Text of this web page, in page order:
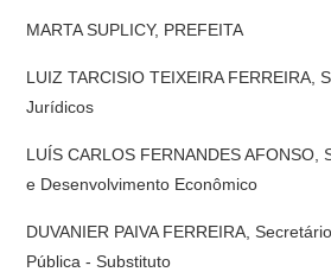
MARTA SUPLICY, PREFEITA
LUIZ TARCISIO TEIXEIRA FERREIRA,
Jurídicos
LUÍS CARLOS FERNANDES AFONSO,
e Desenvolvimento Econômico
DUVANIER PAIVA FERREIRA,
Pública - Substituto